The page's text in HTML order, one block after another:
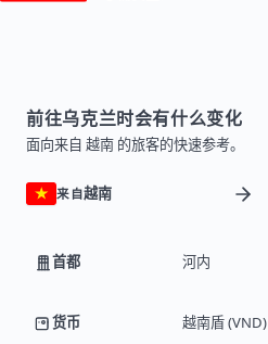
前往乌克兰时会有什么变化
面向来自 越南 的旅客的快速参考。
来自越南
首都 河内
货币 越南盾 (VND)